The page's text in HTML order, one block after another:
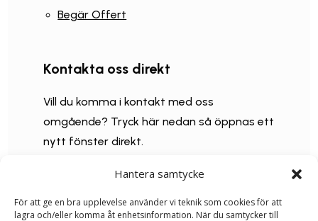
Hantera samtycke
För att ge en bra upplevelse använder vi teknik som cookies för att
lagra och/eller komma åt enhetsinformation. När du samtycker till
Begär Offert
Kontakta oss direkt
Vill du komma i kontakt med oss
omgående? Tryck här nedan så öppnas ett
nytt fönster direkt.